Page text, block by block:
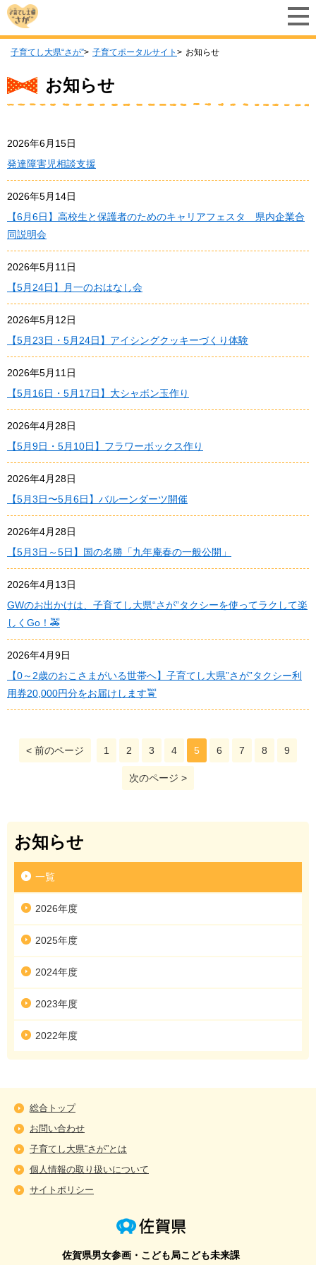
子育てし大県“さが” 子育てポータルサイト お知らせ
お知らせ
2026年6月15日
発達障害児相談支援
2026年5月14日
【6月6日】高校生と保護者のためのキャリアフェスタ 県内企業合
同説明会
2026年5月11日
【5月24日】月一のおはなし会
2026年5月12日
【5月23日・5月24日】アイシングクッキーづくり体験
2026年5月11日
【5月16日・5月17日】大シャボン玉作り
2026年4月28日
【5月9日・5月10日】フラワーボックス作り
2026年4月28日
【5月3日〜5月6日】バルーンダーツ開催
2026年4月28日
【5月3日～5日】国の名勝「九年庵春の一般公開」
2026年4月13日
GWのお出かけは、子育てし大県“さが”タクシーを使ってラクして楽
しくGo！🚕
2026年4月9日
【0～2歳のおこさまがいる世帯へ】子育てし大県”さが”タクシー利
用券20,000円分をお届けします🚖
< 前のページ 1 2 3 4 5 6 7 8 9
次のページ >
お知らせ
一覧
2026年度
2025年度
2024年度
2023年度
2022年度
総合トップ
お問い合わせ
子育てし大県“さが”とは
個人情報の取り扱いについて
サイトポリシー
佐賀県男女参画・こども局こども未来課